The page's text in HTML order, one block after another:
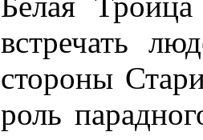
встречать
стороны
роль